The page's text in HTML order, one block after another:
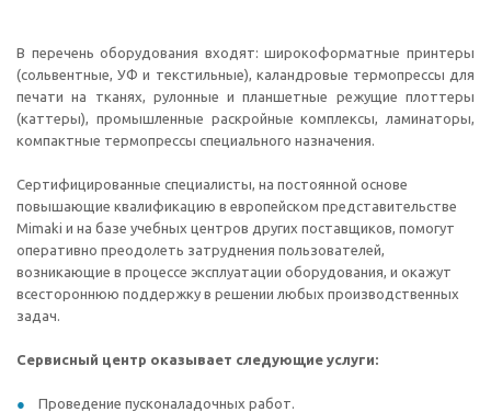
В перечень оборудования входят: широкоформатные принтеры
(сольвентные, УФ и текстильные), каландровые термопрессы для
печати на тканях, рулонные и планшетные режущие плоттеры
(каттеры), промышленные раскройные комплексы, ламинаторы,
компактные термопрессы специального назначения.
Сертифицированные специалисты, на постоянной основе
повышающие квалификацию в европейском представительстве
Mimaki и на базе учебных центров других поставщиков, помогут
оперативно преодолеть затруднения пользователей,
возникающие в процессе эксплуатации оборудования, и окажут
всестороннюю поддержку в решении любых производственных
задач.
Сервисный центр оказывает следующие услуги:
Проведение пусконаладочных работ.